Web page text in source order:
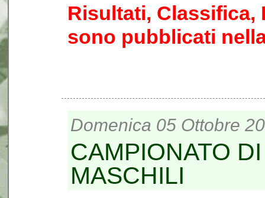
Risultati, Classifica,
sono pubblicati
Domenica 05 Ottobre
CAMPIONATO
MASCHILI